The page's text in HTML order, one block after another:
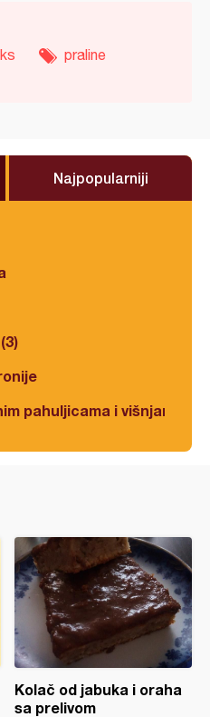
praline
Najpopularniji
pahuljicama i višnjama
Kolač od jabuka i oraha
sa prelivom